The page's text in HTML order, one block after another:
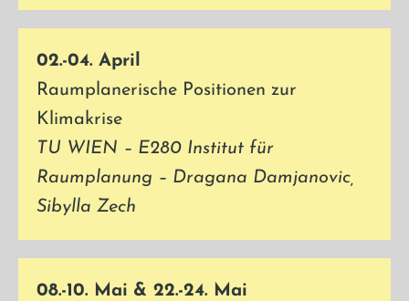
02.-04. April
Raumplanerische Positionen zur
Klimakrise
TU WIEN – E280 Institut für
Raumplanung – Dragana Damjanovic,
Sibylla Zech
08.-10. Mai & 22.-24. Mai